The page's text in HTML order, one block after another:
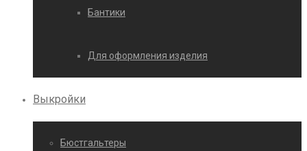
Бантики
Для оформления изделия
Выкройки
Бюстгальтеры